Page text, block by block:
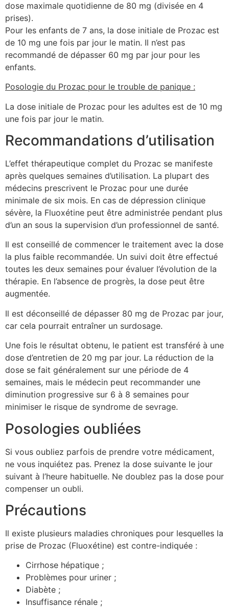
dose maximale quotidienne de 80 mg (divisée en 4
prises).
Pour les enfants de 7 ans, la dose initiale de Prozac est
de 10 mg une fois par jour le matin. Il n’est pas
recommandé de dépasser 60 mg par jour pour les
enfants.
Posologie du Prozac pour le trouble de panique :
La dose initiale de Prozac pour les adultes est de 10 mg
une fois par jour le matin.
Recommandations d’utilisation
L’effet thérapeutique complet du Prozac se manifeste
après quelques semaines d’utilisation. La plupart des
médecins prescrivent le Prozac pour une durée
minimale de six mois. En cas de dépression clinique
sévère, la Fluoxétine peut être administrée pendant plus
d’un an sous la supervision d’un professionnel de santé.
Il est conseillé de commencer le traitement avec la dose
la plus faible recommandée. Un suivi doit être effectué
toutes les deux semaines pour évaluer l’évolution de la
thérapie. En l’absence de progrès, la dose peut être
augmentée.
Il est déconseillé de dépasser 80 mg de Prozac par jour,
car cela pourrait entraîner un surdosage.
Une fois le résultat obtenu, le patient est transféré à une
dose d’entretien de 20 mg par jour. La réduction de la
dose se fait généralement sur une période de 4
semaines, mais le médecin peut recommander une
diminution progressive sur 6 à 8 semaines pour
minimiser le risque de syndrome de sevrage.
Posologies oubliées
Si vous oubliez parfois de prendre votre médicament,
ne vous inquiétez pas. Prenez la dose suivante le jour
suivant à l’heure habituelle. Ne doublez pas la dose pour
compenser un oubli.
Précautions
Il existe plusieurs maladies chroniques pour lesquelles la
prise de Prozac (Fluoxétine) est contre-indiquée :
Cirrhose hépatique ;
Problèmes pour uriner ;
Diabète ;
Insuffisance rénale ;